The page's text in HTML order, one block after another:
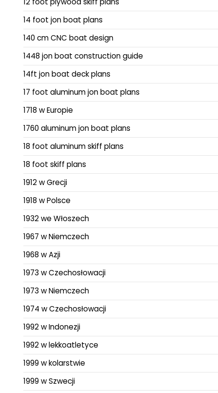
14 foot jon boat plans
140 cm CNC boat design
1448 jon boat construction guide
14ft jon boat deck plans
17 foot aluminum jon boat plans
1718 w Europie
1760 aluminum jon boat plans
18 foot aluminum skiff plans
18 foot skiff plans
1912 w Grecji
1918 w Polsce
1932 we Włoszech
1967 w Niemczech
1968 w Azji
1973 w Czechosłowacji
1973 w Niemczech
1974 w Czechosłowacji
1992 w Indonezji
1992 w lekkoatletyce
1999 w kolarstwie
1999 w Szwecji